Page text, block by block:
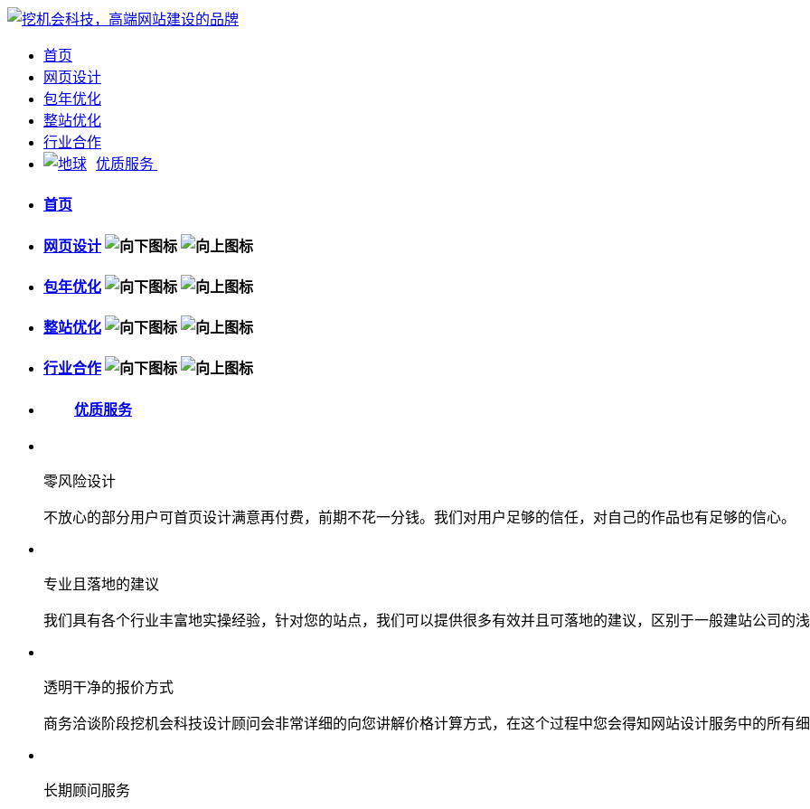
首页
网页设计
包年优化
整站优化
行业合作
优质服务
首页
网页设计
包年优化
整站优化
行业合作
优质服务
零风险设计
不放心的部分用户可首页设计满意再付费，前期不花一分钱。我们对用户足够的信任，对自己的作品也有足够的信心。
专业且落地的建议
我们具有各个行业丰富地实操经验，针对您的站点，我们可以提供很多有效并且可落地的建议，区别于一般建站公司的
透明干净的报价方式
商务洽谈阶段挖机会科技设计顾问会非常详细的向您讲解价格计算方式，在这个过程中您会得知网站设计服务中的所有
长期顾问服务